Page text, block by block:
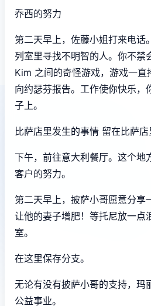
乔西的努力
第二天早上，佐藤小姐打来电话
列室里寻找不明智的人。你不禁
Kim 之间的奇怪游戏，游戏一直
向约瑟芬报告。工作使你快乐，
子上。
比萨店里发生的事情 留在比萨店
下午，前往意大利餐厅。这个地
客户的努力。
第二天早上，披萨小哥愿意分享
让他的妻子增肥！等托尼放一点
室。
在这里保存分支。
无论有没有披萨小哥的支持，玛
公益事业。